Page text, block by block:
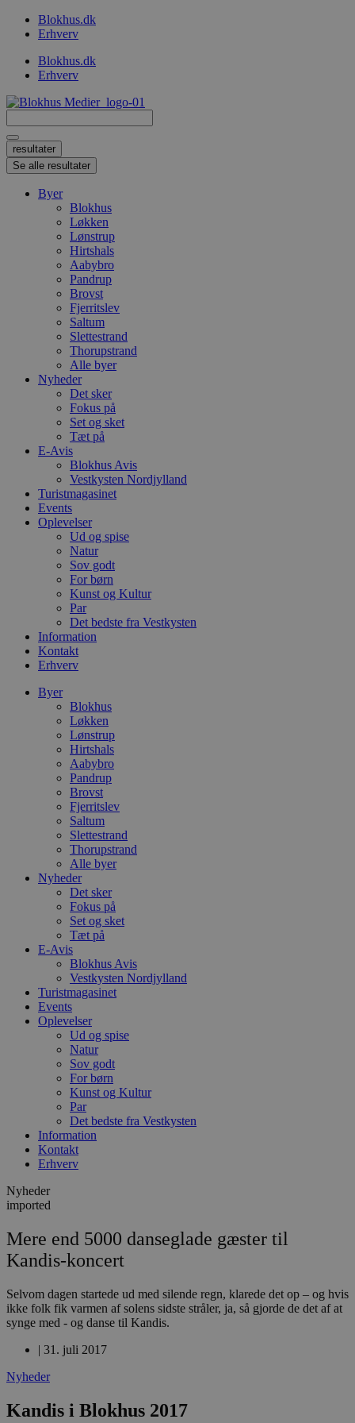
VidereBlokhus.dk
Erhverv
Blokhus.dk
Erhverv
...
resultater
Se alle resultater
Byer
Blokhus
Løkken
Lønstrup
Hirtshals
Aabybro
Pandrup
Brovst
Fjerritslev
Saltum
Slettestrand
Thorupstrand
Alle byer
Nyheder
Det sker
Fokus på
Set og sket
Tæt på
E-Avis
Blokhus Avis
Vestkysten Nordjylland
Turistmagasinet
Events
Oplevelser
Ud og spise
Natur
Sov godt
For børn
Kunst og Kultur
Par
Det bedste fra Vestkysten
Information
Kontakt
Erhverv
Byer
Blokhus
Løkken
Lønstrup
Hirtshals
Aabybro
Pandrup
Brovst
Fjerritslev
Saltum
Slettestrand
Thorupstrand
Alle byer
Nyheder
Det sker
Fokus på
Set og sket
Tæt på
E-Avis
Blokhus Avis
Vestkysten Nordjylland
Turistmagasinet
Events
Oplevelser
Ud og spise
Natur
Sov godt
For børn
Kunst og Kultur
Par
Det bedste fra Vestkysten
Information
Kontakt
Erhverv
Nyheder
imported
Mere end 5000 danseglade gæster til
Kandis-koncert
Selvom dagen startede ud med silende regn, klarede det op – og hvis
ikke folk fik varmen af solens sidste stråler, ja, så gjorde de det af at
synge med - og danse til Kandis.
| 31. juli 2017
Nyheder
Kandis i Blokhus 2017